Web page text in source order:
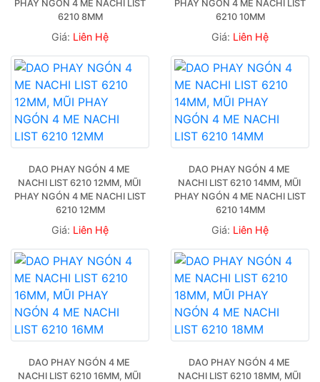
PHAY NGÓN 4 ME NACHI LIST
6210 8MM
Giá: Liên Hệ
PHAY NGÓN 4 ME NACHI LIST
6210 10MM
Giá: Liên Hệ
DAO PHAY NGÓN 4 ME
NACHI LIST 6210 12MM, MŨI
PHAY NGÓN 4 ME NACHI LIST
6210 12MM
Giá: Liên Hệ
DAO PHAY NGÓN 4 ME
NACHI LIST 6210 14MM, MŨI
PHAY NGÓN 4 ME NACHI LIST
6210 14MM
Giá: Liên Hệ
DAO PHAY NGÓN 4 ME
NACHI LIST 6210 16MM, MŨI
DAO PHAY NGÓN 4 ME
NACHI LIST 6210 18MM, MŨI